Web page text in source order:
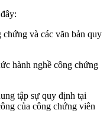
và các văn bản quy
hành nghề công chứng
tập sự quy định tại
của công chứng viên